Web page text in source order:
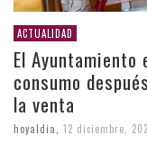
ACTUALIDAD
El
consumo
la venta
hoyaldia 12 diciembre,